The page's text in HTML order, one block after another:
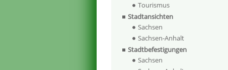
Tourismus
Stadtansichten
Sachsen
Sachsen-Anhalt
Stadtbefestigungen
Sachsen